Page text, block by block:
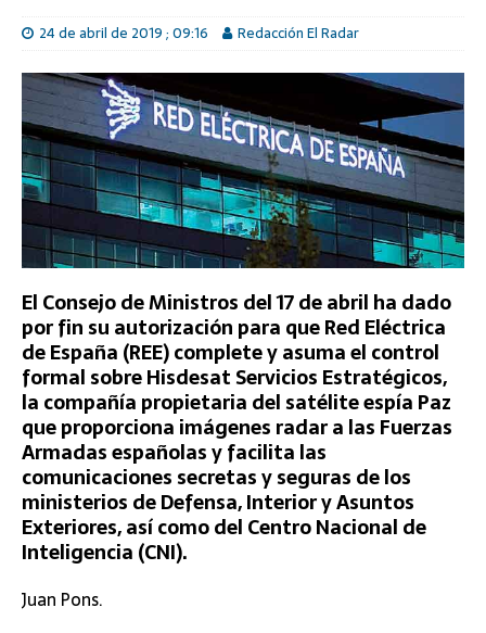
24 de abril de 2019 ; 09:16 Redacción El Radar
El Consejo de Ministros del 17 de abril ha dado
por fin su autorización para que Red Eléctrica
de España (REE) complete y asuma el control
formal sobre Hisdesat Servicios Estratégicos,
la compañía propietaria del satélite espía Paz
que proporciona imágenes radar a las Fuerzas
Armadas españolas y facilita las
comunicaciones secretas y seguras de los
ministerios de Defensa, Interior y Asuntos
Exteriores, así como del Centro Nacional de
Inteligencia (CNI).
Juan Pons.